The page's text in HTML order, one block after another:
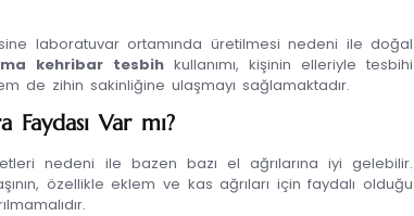
laboratuvar ortamında üretilmesi nedeni ile doğal
kehribar tesbih kullanımı, kişinin elleriyle tesbihi
de zihin sakinliğine ulaşmayı sağlamaktadır.
Faydası Var mı?
nedeni ile bazen bazı el ağrılarına iyi gelebilir.
özellikle eklem ve kas ağrıları için faydalı olduğu